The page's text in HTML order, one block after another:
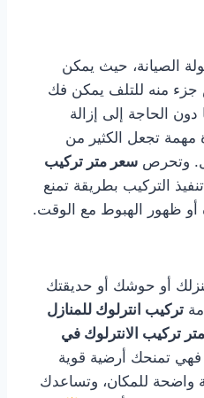
الصيانة، حيث يمكن
جزء منه للتلف يمكن فك
دون الحاجة إلى إزالة
مهمة تجعل الكثير من
وتحرص سعر متر تركيب
التركيب بطريقة تمنع
أو ظهور الهبوط مع الوقت.
أو حوشك أو حديقتك
تركيب انترلوك للمنازل
تركيب الانترلوك في
فهي تمنحك أرضية قوية
واضحة للمكان، وتساعدك